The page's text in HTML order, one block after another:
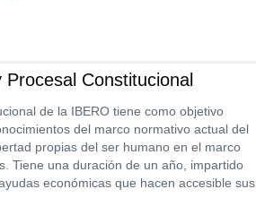
Constitucional
de la IBERO tiene como objetivo
del marco normativo actual del
propias del ser humano en el marco
Tiene una duración de un año, impartido
económicas que hacen accesible sus